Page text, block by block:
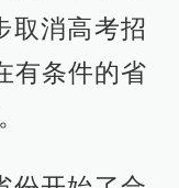
取消高考招
有条件的省